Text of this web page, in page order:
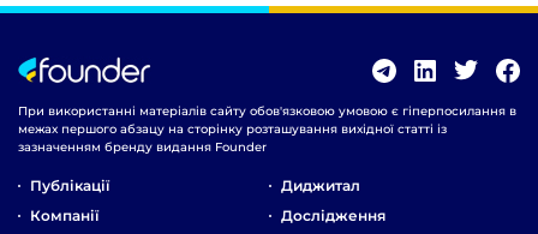
При використанні матеріалів сайту обов'язковою умовою є гіперпосилання в
межах першого абзацу на сторінку розташування вихідної статті із
зазначенням бренду видання Founder
Публікації
Компанії
Диджитал
Дослідження